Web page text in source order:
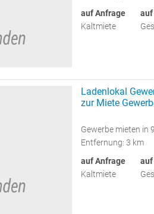
auf Anfrage
Kaltmiete
auf
Ladenlokal
zur Miete
Gewerbe mieten in
Entfernung: 3 km
auf Anfrage
Kaltmiete
auf